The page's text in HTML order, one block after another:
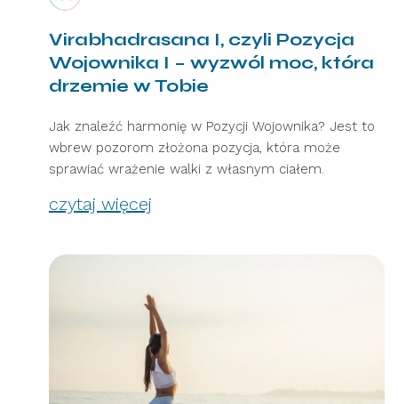
Virabhadrasana I, czyli Pozycja
Wojownika I – wyzwól moc, która
drzemie w Tobie
Jak znaleźć harmonię w Pozycji Wojownika? Jest to
wbrew pozorom złożona pozycja, która może
sprawiać wrażenie walki z własnym ciałem.
czytaj więcej